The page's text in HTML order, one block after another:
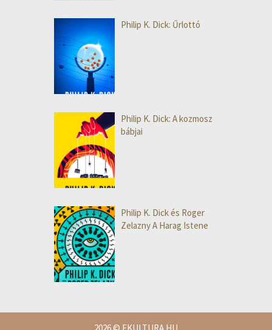
Philip K. Dick: Űrlottó
Philip K. Dick: A kozmosz
bábjai
Philip K. Dick és Roger
Zelazny A Harag Istene